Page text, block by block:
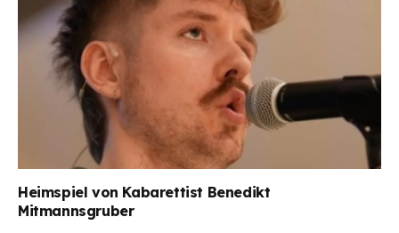
Heimspiel von Kabarettist Benedikt
Mitmannsgruber